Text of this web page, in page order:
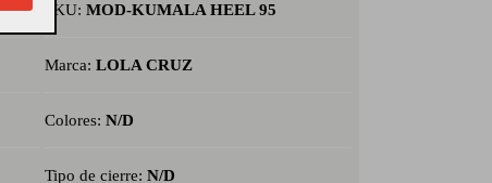
SKU: MOD-KUMALA HEEL 95
Marca: LOLA CRUZ
Colores: N/D
Tipo de cierre: N/D